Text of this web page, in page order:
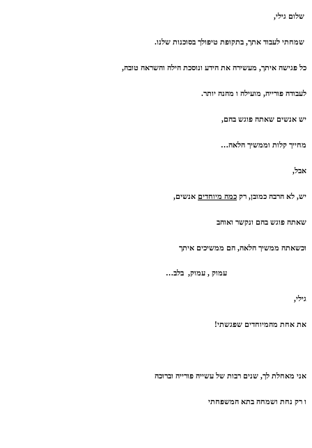
שלום גילי,
שמחתי לעבוד אתך, בתקופת טיפולך בסוכנות שלנו.
כל פגישה איתך, מעשירה את הידע ונוסכת הילה והשראה טובה,
לעבודה פורייה, מועילה ו מהנה יותר.
יש אנשים שאתה פוגש בהם,
מחייך קלות וממשיך הלאה…
אבל,
יש, לא הרבה כמובן, רק כמה מיוחדים אנשים,
שאתה פוגש בהם ונקשר ואוהב
וכשאתה ממשיך הלאה, הם ממשיכים איתך
עמוק , עמוק, בלב…
גילי,
את אחת מהמיוחדים שפגשתי!
אני מאחלת לך, שנים רבות של עשייה פורייה וברוכה
ו רק נחת ושמחה בתא המשפחתי